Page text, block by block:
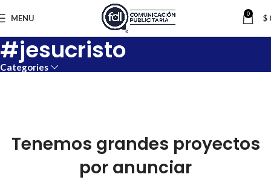
MENU 0 $
#jesucristo
Categories
Tenemos grandes proyectos
por anunciar